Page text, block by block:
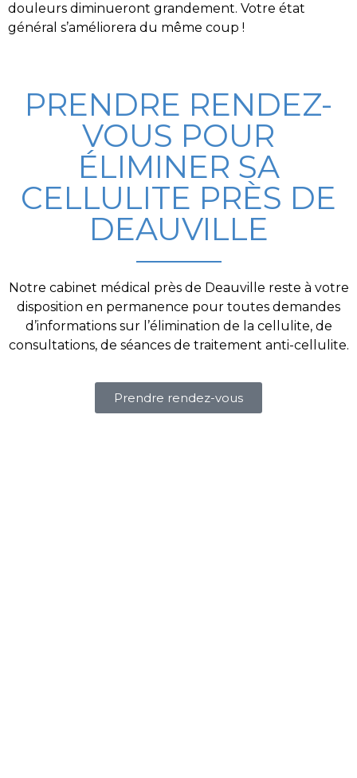
douleurs diminueront grandement. Votre état
général s’améliorera du même coup !
PRENDRE RENDEZ-
VOUS POUR
ÉLIMINER SA
CELLULITE PRÈS DE
DEAUVILLE
Notre cabinet médical près de Deauville reste à votre
disposition en permanence pour toutes demandes
d’informations sur l’élimination de la cellulite, de
consultations, de séances de traitement anti-cellulite.
Prendre rendez-vous